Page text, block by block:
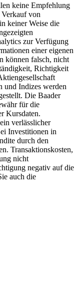
keine Empfehlung
von
keiner Weise die
zur Verfügung
einer eigenen
können falsch, nicht
Richtigkeit
und Indizes werden
Die Baader
für die
Kursdaten.
verlässlicher
Investitionen in
durch den
Transaktionskosten,
nicht
negativ auf die
auch die